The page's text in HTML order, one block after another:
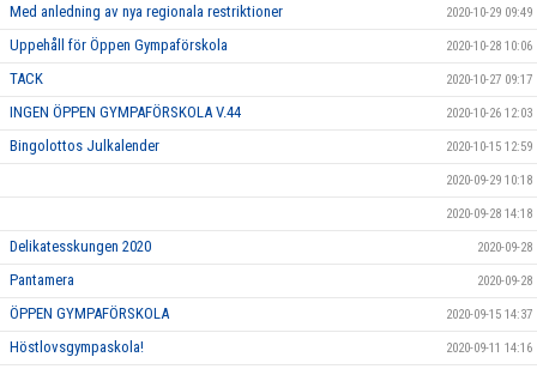
Med anledning av nya regionala restriktioner 2020-10-29 09:49
Uppehåll för Öppen Gympaförskola 2020-10-28 10:06
TACK 2020-10-27 09:17
INGEN ÖPPEN GYMPAFÖRSKOLA V.44 2020-10-26 12:03
Bingolottos Julkalender 2020-10-15 12:59
2020-09-29 10:18
2020-09-28 14:18
Delikatesskungen 2020 2020-09-28
Pantamera 2020-09-28
ÖPPEN GYMPAFÖRSKOLA 2020-09-15 14:37
Höstlovsgympaskola! 2020-09-11 14:16